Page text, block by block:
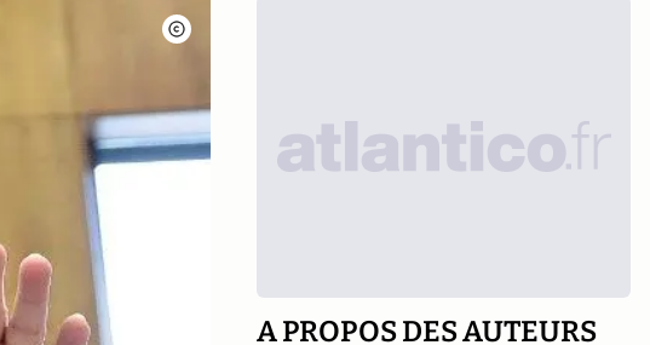
A PROPOS DES AUTEURS